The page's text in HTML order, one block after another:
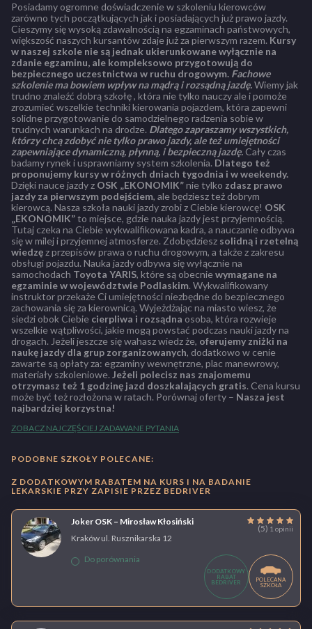
Posiadamy ogromne doświadczenie w szkoleniu kierowców
zarówno tych początkujących jak i posiadających już prawo jazdy.
Cieszymy się wysoką zdawalnością na egzaminach państwowych,
większość naszych kursantów zdaje już za pierwszym razem. Kursy
w naszej szkole nie są jednak ukierunkowane wyłącznie na
zdanie egzaminu, ale kompleksowo przygotowują do
bezpiecznego uczestnictwa w ruchu drogowym. Fachowe
szkolenie ma bowiem wpływ na mądrą i rozsądną jazdę.Wiemy jak
trudno znaleźć dobrą szkołę , która nie tylko nauczy ale i pomoże
zrozumieć wszelkie techniki kierowania pojazdem, która zapewni
solidne przygotowanie do samodzielnego radzenia sobie w
trudnych warunkach na drodze. Dlatego zapraszamy wszystkich,
którzy chcą zdobyć nie tylko prawo jazdy, ale też umiejętności
zapewniające dynamiczną, płynną, i bezpieczną jazdę. Cały czas
badamy rynek i usprawniamy system szkolenia. Dlatego też
proponujemy kursy w różnych dniach tygodnia i w weekendy.
Dzięki nauce jazdy z OSK „EKONOMIK”nie tylko zdasz prawo
jazdy za pierwszym podejściem, ale będziesz też dobrym
kierowcą. Nasza szkoła nauki jazdy zrobi z Ciebie kierowcę! OSK
„EKONOMIK”to miejsce, gdzie nauka jazdy jest przyjemnością.
Tutaj czeka na Ciebie wykwalifikowana kadra, a nauczanie odbywa
się w milej i przyjemnej atmosferze. Zdobędziesz solidną i rzetelną
wiedzęz przepisów prawa o ruchu drogowym, a także z zakresu
obsługi pojazdu. Nauka jazdy odbywa się wyłącznie na
samochodach Toyota YARIS, które są obecnie wymagane na
egzaminie w województwie Podlaskim. Wykwalifikowany
instruktor przekaże Ci umiejętności niezbędne do bezpiecznego
zachowania się za kierownicą. Wyjeżdżając na miasto wiesz, że
siedzi obok Ciebie cierpliwa i rozsądna osoba, która rozwieje
wszelkie wątpliwości, jakie mogą powstać podczas nauki jazdy na
drogach. Jeżeli jeszcze się wahasz wiedz że, oferujemy zniżki na
naukę jazdy dla grup zorganizowanych, dodatkowo w cenie
zawarte są opłaty za: egzaminy wewnętrzne, plac manewrowy,
materiały szkoleniowe. Jeżeli polecisz nas znajomemu
otrzymasz też 1 godzinę jazd doszkalających gratis. Cena kursu
może być też rozłożona w ratach. Porównaj oferty – Nasza jest
najbardziej korzystna!
ZOBACZ NAJCZĘŚCIEJ ZADAWANE PYTANIA
PODOBNE SZKOŁY POLECANE:
Z DODATKOWYM RABATEM NA KURS I NA BADANIE
LEKARSKIE PRZY ZAPISIE PRZEZ BEDRIVER
Joker OSK – Mirosław Kłosiński
(5) 1 opinii
Kraków ul. Rusznikarska 12
Do porównania
DODATKOWY
RABAT
BEDRIVER
POLECANA
SZKOŁA